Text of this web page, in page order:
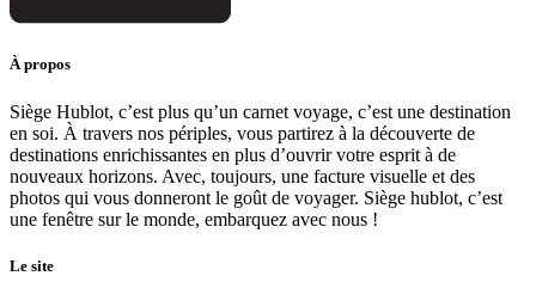
À propos
Siège Hublot, c’est plus qu’un carnet voyage, c’est une destination
en soi. À travers nos périples, vous partirez à la découverte de
destinations enrichissantes en plus d’ouvrir votre esprit à de
nouveaux horizons. Avec, toujours, une facture visuelle et des
photos qui vous donneront le goût de voyager. Siège hublot, c’est
une fenêtre sur le monde, embarquez avec nous !
Le site